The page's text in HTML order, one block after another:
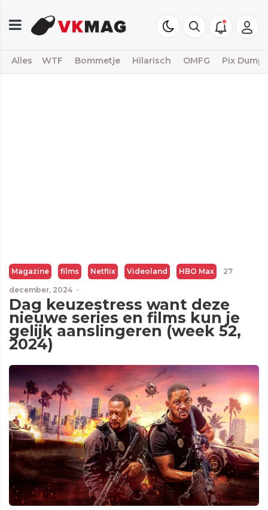
Alles WTF Bommetje Hilarisch OMFG Pix Dump
Magazine films Netflix Videoland HBO Max 27
december, 2024 ·
Dag keuzestress want deze
nieuwe series en films kun je
gelijk aanslingeren (week 52,
2024)